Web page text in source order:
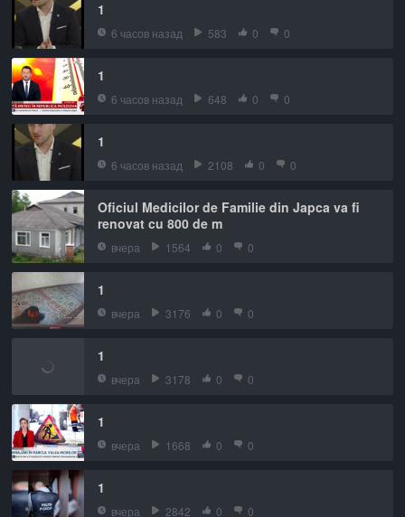
1
6 часов назад 583 0 0
1
6 часов назад 648 0 0
1
6 часов назад 2108 0 0
Oficiul Medicilor de Familie din Japca va fi
renovat cu 800 de m
вчера 1564 0 0
1
вчера 3176 0 0
1
вчера 3178 0 0
1
вчера 1668 0 0
1
вчера 2842 0 0